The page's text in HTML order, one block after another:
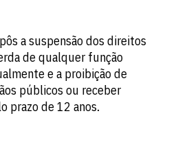
a suspensão dos direitos
de qualquer função
e a proibição de
públicos ou receber
prazo de 12 anos.